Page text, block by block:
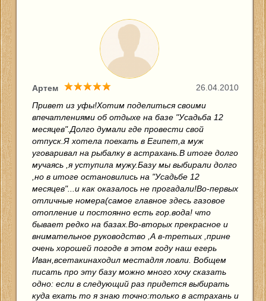
26.04.2010
Артем
Привет из уфы!Хотим поделиться своими
впечатлениями об отдыхе на базе "Усадьба 12
месяцев".Долго думали где провести свой
отпуск.Я хотела поехать в Египет,а муж
уговаривал на рыбалку в астрахань.В итоге долго
мучаясь ,я уступила мужу.Базу мы выбирали долго
,но в итоге остановились на "Усадьбе 12
месяцев"...и как оказалось не прогадали!Во-первых
отличные номера(самое главное здесь газовое
отопление и постоянно есть гор.вода! что
бывает редко на базах.Во-вторых прекрасное и
внимательное руководство ,А в-третьих ,прине
очень хорошей погоде в этом году наш егерь
Иван,всетакинаходил местадля ловли. Вобщем
писать про эту базу можно много хочу сказать
одно: если в следующий раз придется выбирать
куда ехать то я знаю точно:только в астрахань и